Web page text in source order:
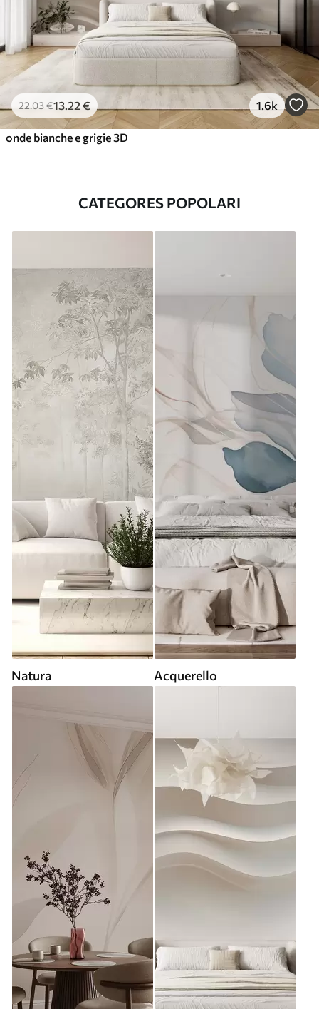
22.03€13 .22 € 1.6k
onde bianche e grigie 3D
CATEGORES POPOLARI
Natura Acquerello